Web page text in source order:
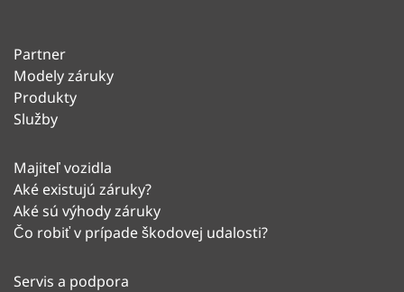
Partner
Modely záruky
Produkty
Služby
Majiteľ vozidla
Aké existujú záruky?
Aké sú výhody záruky
Čo robiť v prípade škodovej udalosti?
Servis a podpora